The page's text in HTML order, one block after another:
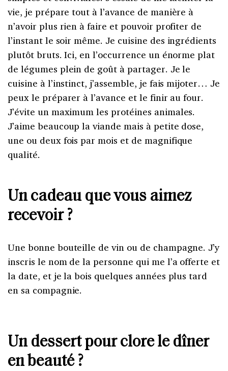
vie, je prépare tout à l’avance de manière à
n’avoir plus rien à faire et pouvoir profiter de
l’instant le soir même. Je cuisine des ingrédients
plutôt bruts. Ici, en l’occurrence un énorme plat
de légumes plein de goût à partager. Je le
cuisine à l’instinct, j’assemble, je fais mijoter… Je
peux le préparer à l’avance et le finir au four.
J’évite un maximum les protéines animales.
J’aime beaucoup la viande mais à petite dose,
une ou deux fois par mois et de magnifique
qualité.
Un cadeau que vous aimez
recevoir ?
Une bonne bouteille de vin ou de champagne. J’y
inscris le nom de la personne qui me l’a offerte et
la date, et je la bois quelques années plus tard
en sa compagnie.
Un dessert pour clore le dîner
en beauté ?